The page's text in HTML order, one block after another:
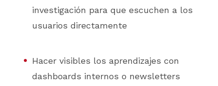
investigación para que escuchen a los
usuarios directamente
Hacer visibles los aprendizajes con
dashboards internos o newsletters